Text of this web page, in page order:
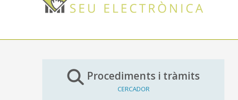
Procediments i tràmits
CERCADOR